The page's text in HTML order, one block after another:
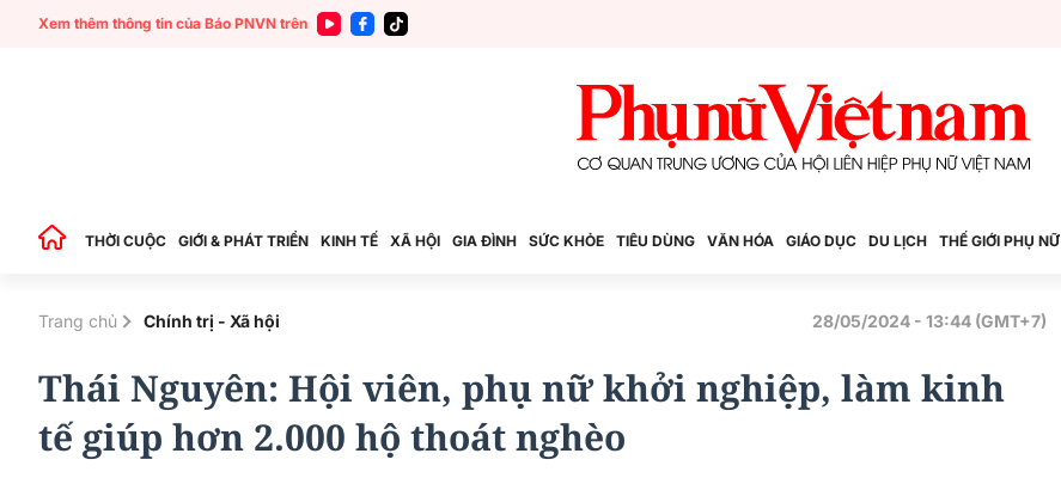
Xem thêm thông tin của Báo PNVN trên
THỜI CUỘC GIỚI & PHÁT TRIỂN KINH TẾ XÃ HỘI GIA ĐÌNH SỨC KHỎE TIÊU DÙNG VĂN HÓA GIÁO DỤC DU LỊCH THẾ GIỚI PHỤ NỮ
Trang chủ Chính trị - Xã hội 28/05/2024 - 13:44 (GMT+7)
Thái Nguyên: Hội viên, phụ nữ khởi nghiệp, làm kinh
tế giúp hơn 2.000 hộ thoát nghèo